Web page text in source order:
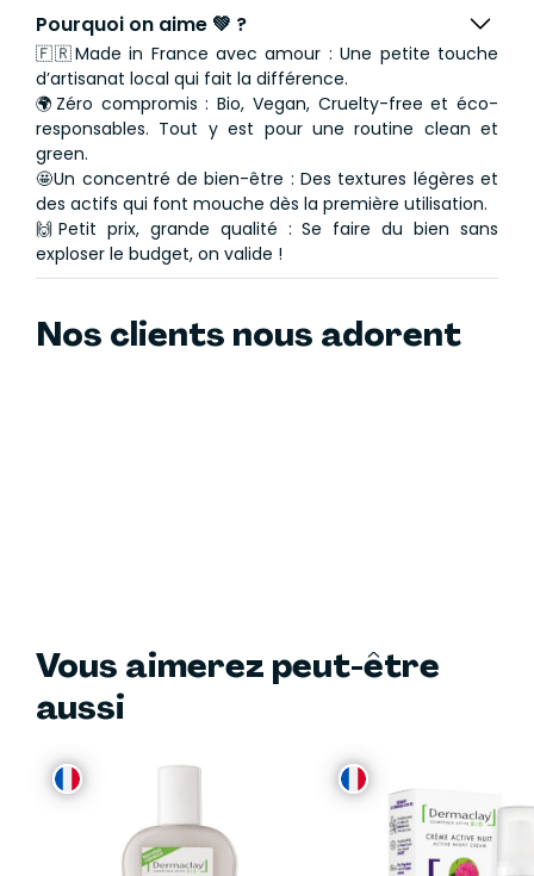
Pourquoi on aime 💚 ?
🇫🇷Made in France avec amour : Une petite touche
d’artisanat local qui fait la différence.
🌍Zéro compromis : Bio, Vegan, Cruelty-free et éco-
responsables. Tout y est pour une routine clean et
green.
🤩Un concentré de bien-être : Des textures légères et
des actifs qui font mouche dès la première utilisation.
🙌Petit prix, grande qualité : Se faire du bien sans
exploser le budget, on valide !
Nos clients nous adorent
Vous aimerez peut-être
aussi